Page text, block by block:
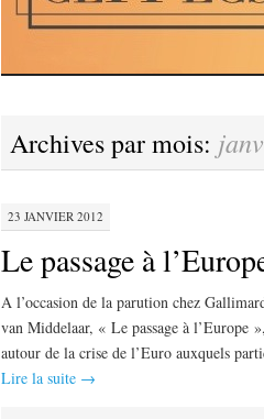
Archives par mois:
23 JANVIER 2012
Le passage à
A l’occasion de la parution chez
van Middelaar, « Le passage à l’Europe
autour de la crise de l’Euro auxquels
Lire la suite →